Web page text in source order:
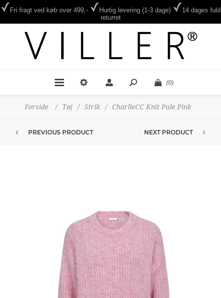
Fri fragt ved køb over 499,- Hurtig levering (1-3 dage)
14 dages fuld
returret
(0)
Forside / Tøj / Strik / CharlieCC Knit Pale Pink
PREVIOUS PRODUCT NEXT PRODUCT